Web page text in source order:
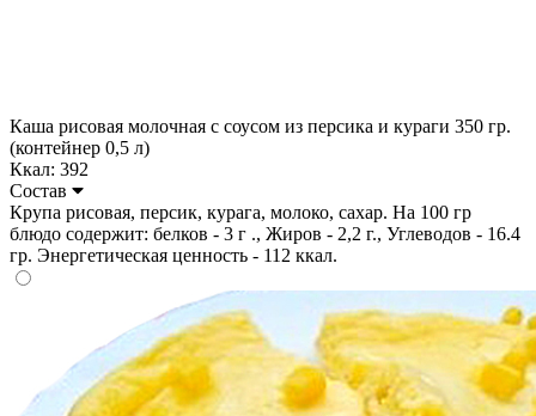
Каша рисовая молочная с соусом из персика и кураги 350 гр.
(контейнер 0,5 л)
Ккал: 392
Состав
Крупа рисовая, персик, курага, молоко, сахар. На 100 гр
блюдо содержит: белков - 3 г ., Жиров - 2,2 г., Углеводов - 16.4
гр. Энергетическая ценность - 112 ккал.